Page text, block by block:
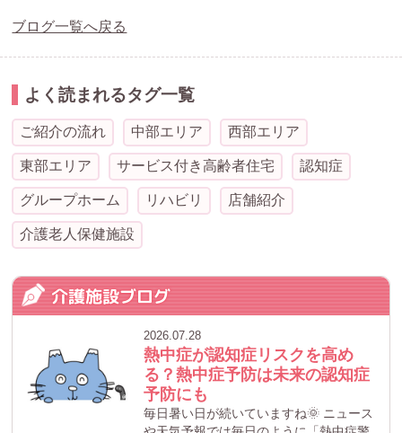
ブログ一覧へ戻る
よく読まれるタグ一覧
ご紹介の流れ 中部エリア 西部エリア
東部エリア サービス付き高齢者住宅 認知症
グループホーム リハビリ 店舗紹介
介護老人保健施設
介護施設ブログ
2026.07.28
熱中症が認知症リスクを高め
る？熱中症予防は未来の認知症
予防にも
毎日暑い日が続いていますね🌞 ニュース